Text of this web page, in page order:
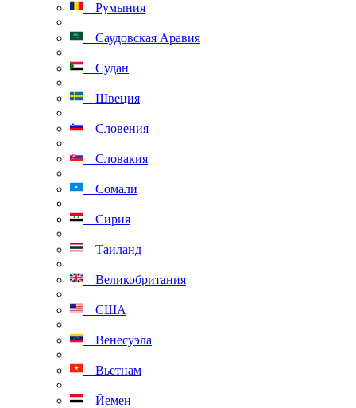
Румыния
Саудовская Аравия
Судан
Швеция
Словения
Словакия
Сомали
Сирия
Таиланд
Великобритания
США
Венесуэла
Вьетнам
Йемен